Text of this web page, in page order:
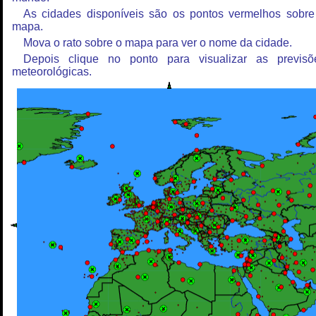
As cidades disponíveis são os pontos vermelhos
mapa.
Mova o rato sobre o mapa para ver o nome da cidade.
Depois clique no ponto para visualizar as
meteorológicas.